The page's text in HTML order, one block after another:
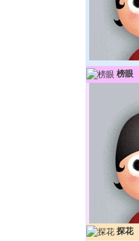
榜眼
探花